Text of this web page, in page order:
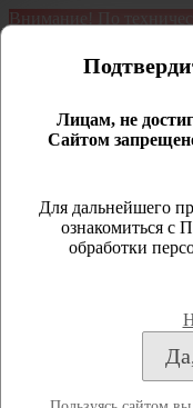
Внимание! По
является
Открыть сайдбар
Личный кабинет
Закрыть
Лицам, не
Сайтом
Для дальнейшего
ознакомиться с
обработки